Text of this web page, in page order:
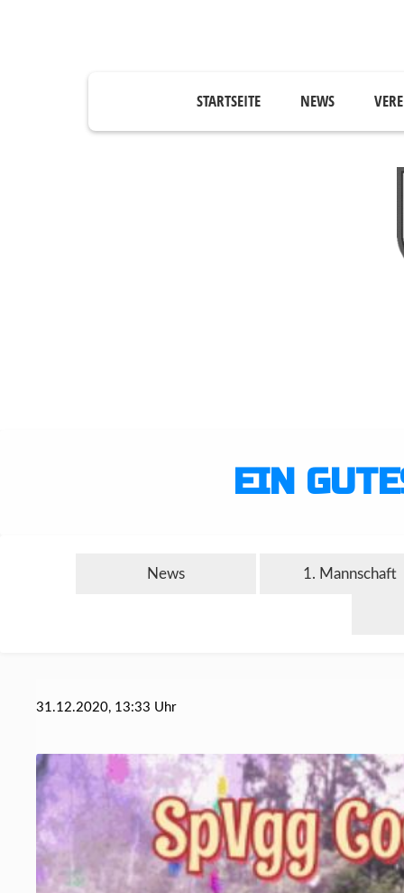
STARTSEITE NEWS
EIN
News 1. Mannschaft
31.12.2020, 13:33 Uhr